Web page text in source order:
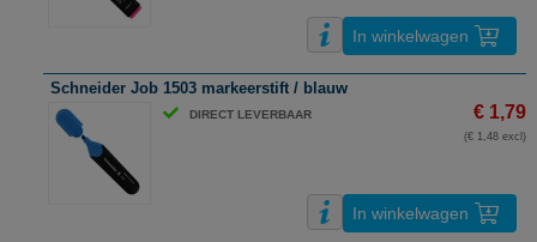
In winkelwagen
Schneider Job 1503 markeerstift / blauw
DIRECT LEVERBAAR € 1,79
(€ 1,48 excl)
In winkelwagen